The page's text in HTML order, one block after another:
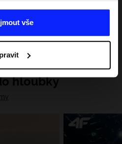
vše
hloubky